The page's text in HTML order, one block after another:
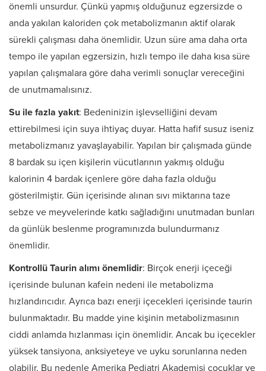
önemli unsurdur. Çünkü yapmış olduğunuz egzersizde o
anda yakılan kaloriden çok metabolizmanın aktif olarak
sürekli çalışması daha önemlidir. Uzun süre ama daha orta
tempo ile yapılan egzersizin, hızlı tempo ile daha kısa süre
yapılan çalışmalara göre daha verimli sonuçlar vereceğini
de unutmamalısınız.
Su ile fazla yakıt: Bedeninizin işlevselliğini devam
ettirebilmesi için suya ihtiyaç duyar. Hatta hafif susuz iseniz
metabolizmanız yavaşlayabilir. Yapılan bir çalışmada günde
8 bardak su içen kişilerin vücutlarının yakmış olduğu
kalorinin 4 bardak içenlere göre daha fazla olduğu
gösterilmiştir. Gün içerisinde alınan sıvı miktarına taze
sebze ve meyvelerinde katkı sağladığını unutmadan bunları
da günlük beslenme programınızda bulundurmanız
önemlidir.
Kontrollü Taurin alımı önemlidir: Birçok enerji içeceği
içerisinde bulunan kafein nedeni ile metabolizma
hızlandırıcıdır. Ayrıca bazı enerji içecekleri içerisinde taurin
bulunmaktadır. Bu madde yine kişinin metabolizmasının
ciddi anlamda hızlanması için önemlidir. Ancak bu içecekler
yüksek tansiyona, anksiyeteye ve uyku sorunlarına neden
olabilir. Bu nedenle Amerika Pediatri Akademisi çocuklar ve